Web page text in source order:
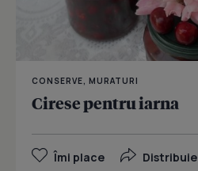
CONSERVE, MURATURI
Cirese pentru iarna
Îmi place Distribuie